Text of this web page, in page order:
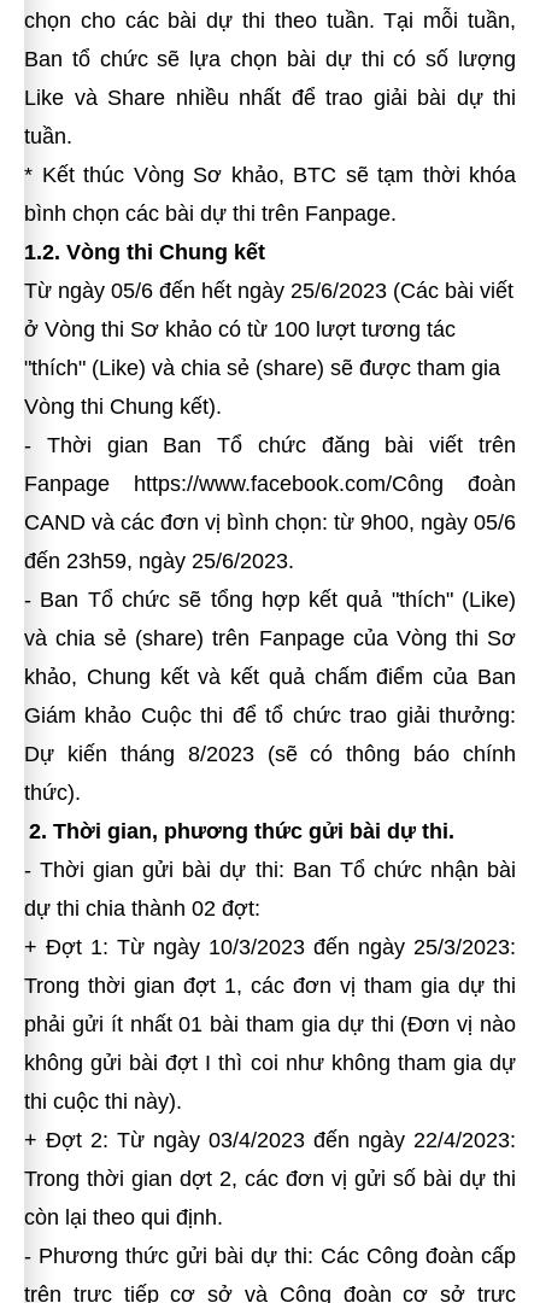
chọn cho các bài dự thi theo tuần. Tại mỗi tuần,
Ban tổ chức sẽ lựa chọn bài dự thi có số lượng
Like và Share nhiều nhất để trao giải bài dự thi
tuần.
* Kết thúc Vòng Sơ khảo, BTC sẽ tạm thời khóa
bình chọn các bài dự thi trên Fanpage.
1.2. Vòng thi Chung kết
Từ ngày 05/6 đến hết ngày 25/6/2023 (Các bài viết
ở Vòng thi Sơ khảo có từ 100 lượt tương tác
"thích" (Like) và chia sẻ (share) sẽ được tham gia
Vòng thi Chung kết).
- Thời gian Ban Tổ chức đăng bài viết trên
Fanpage https://www.facebook.com/Công đoàn
CAND và các đơn vị bình chọn: từ 9h00, ngày 05/6
đến 23h59, ngày 25/6/2023.
- Ban Tổ chức sẽ tổng hợp kết quả "thích" (Like)
và chia sẻ (share) trên Fanpage của Vòng thi Sơ
khảo, Chung kết và kết quả chấm điểm của Ban
Giám khảo Cuộc thi để tổ chức trao giải thưởng:
Dự kiến tháng 8/2023 (sẽ có thông báo chính
thức).
2. Thời gian, phương thức gửi bài dự thi.
- Thời gian gửi bài dự thi: Ban Tổ chức nhận bài
dự thi chia thành 02 đợt:
+ Đợt 1: Từ ngày 10/3/2023 đến ngày 25/3/2023:
Trong thời gian đợt 1, các đơn vị tham gia dự thi
phải gửi ít nhất 01 bài tham gia dự thi (Đơn vị nào
không gửi bài đợt I thì coi như không tham gia dự
thi cuộc thi này).
+ Đợt 2: Từ ngày 03/4/2023 đến ngày 22/4/2023:
Trong thời gian dợt 2, các đơn vị gửi số bài dự thi
còn lại theo qui định.
- Phương thức gửi bài dự thi: Các Công đoàn cấp
trên trực tiếp cơ sở và Công đoàn cơ sở trực